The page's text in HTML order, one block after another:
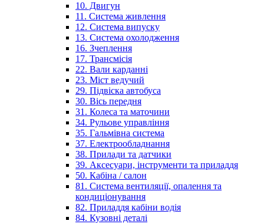
10. Двигун
11. Система живлення
12. Система випуску
13. Система охолодження
16. Зчеплення
17. Трансмісія
22. Вали карданні
23. Міст ведучий
29. Підвіска автобуса
30. Вісь передня
31. Колеса та маточини
34. Рульове управління
35. Гальмівна система
37. Електрообладнання
38. Прилади та датчики
39. Аксесуари, інструменти та приладдя
50. Кабіна / салон
81. Система вентиляції, опалення та
кондиціонування
82. Приладдя кабіни водія
84. Кузовні деталі